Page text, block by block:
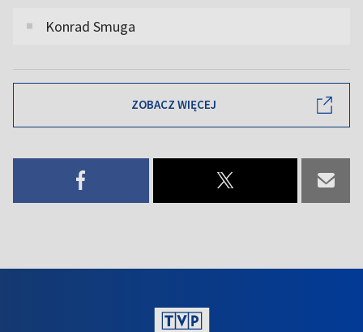
Konrad Smuga
ZOBACZ WIĘCEJ